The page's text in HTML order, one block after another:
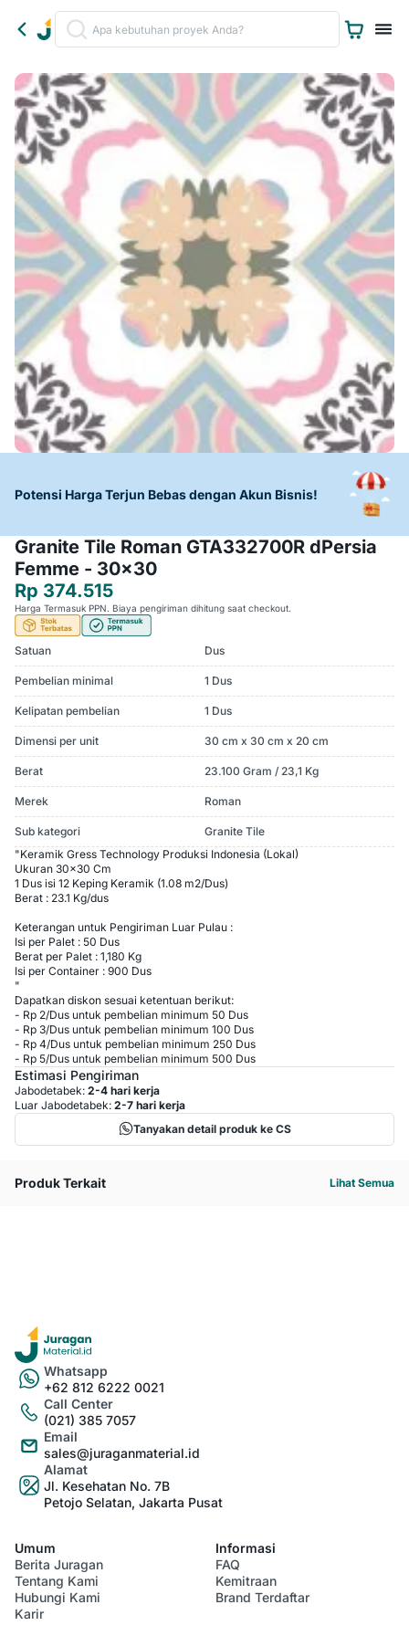
Potensi Harga Terjun Bebas dengan Akun Bisnis!
Granite Tile Roman GTA332700R dPersia
Femme - 30x30
Rp 374.515
Harga Termasuk PPN. Biaya pengiriman dihitung saat checkout.
Satuan Dus
Pembelian minimal 1 Dus
Kelipatan pembelian 1 Dus
Dimensi per unit 30 cm x 30 cm x 20 cm
Berat 23.100 Gram / 23,1 Kg
Merek Roman
Sub kategori
Granite Tile
"Keramik Gress Technology Produksi Indonesia (Lokal)
Ukuran 30x30 Cm
1 Dus isi 12 Keping Keramik (1.08 m2/Dus)
Berat : 23.1 Kg/dus
Keterangan untuk Pengiriman Luar Pulau :
Isi per Palet : 50 Dus
Berat per Palet : 1,180 Kg
Isi per Container : 900 Dus
"
Dapatkan diskon sesuai ketentuan berikut:
- Rp 2/Dus untuk pembelian minimum 50 Dus
- Rp 3/Dus untuk pembelian minimum 100 Dus
- Rp 4/Dus untuk pembelian minimum 250 Dus
- Rp 5/Dus untuk pembelian minimum 500 Dus
Estimasi Pengiriman
Jabodetabek: 2-4 hari kerja
Luar Jabodetabek: 2-7 hari kerja
Tanyakan detail produk ke CS
Produk Terkait Lihat Semua
Whatsapp
+62 812 6222 0021
Call Center
(021) 385 7057
Email
sales@juraganmaterial.id
Alamat
Jl. Kesehatan No. 7B
Petojo Selatan, Jakarta Pusat
Umum
Berita Juragan
Tentang Kami
Hubungi Kami
Karir
Informasi
FAQ
Kemitraan
Brand Terdaftar